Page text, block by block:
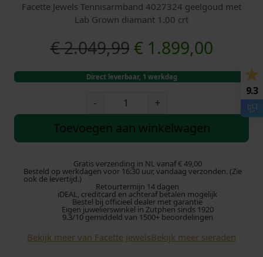
Facette Jewels Tennisarmband 4027324 geelgoud met
Lab Grown diamant 1.00 crt
€2.049,99 O
o
s
p
r
o
n
k
€1.899,00H
u
d
i
g
e
p
r
Direct leverbaar, 1 werkdag
-
c
t
e
e
w
l
+
Toevoegen aan winkelwagen
Gratis verzending in NL vanaf € 49,00
Besteld op werkdagen voor 16:30 uur, vandaag verzonden. (Zie
ook de levertijd.)
Retourtermijn 14 dagen
iDEAL, creditcard en achteraf betalen mogelijk
Bestel bij officieel dealer met garantie
Eigen juwelierswinkel in Zutphen sinds 1920
9.3/10 gemiddeld van 1500+ beoordelingen
Bekijk meer van Facette JewelsBekijk meer sieraden
9.3